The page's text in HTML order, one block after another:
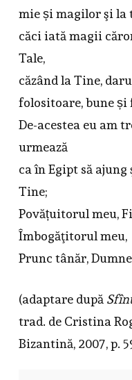
mie și magilor şi la
căci iată magii
Tale,
căzând la Tine,
folositoare, bune și
De-acestea eu am
urmează
ca în Egipt să
Tine;
Povățuitorul meu,
Îmbogăţitorul meu,
Prunc tânăr,
(adaptare după
trad. de Cristina
Bizantină, 2007, p.